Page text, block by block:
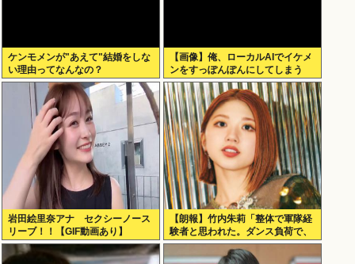
ケンモメンが"あえて"結婚をしな
い理由ってなんなの？
【画像】俺、ローカルAIでイケメ
ンをすっぽんぽんにしてしまう
www
岩田絵里奈アナ セクシーノース
リーブ！！【GIF動画あり】
【朗報】竹内朱莉「整体で軍隊経
験者と思われた。ダンス負荷で、
私の骨と筋肉はもうグチャグチャ
になってい